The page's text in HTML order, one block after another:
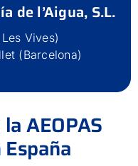
de l’Aigua, S.L.
Vives)
(Barcelona)
AEOPAS